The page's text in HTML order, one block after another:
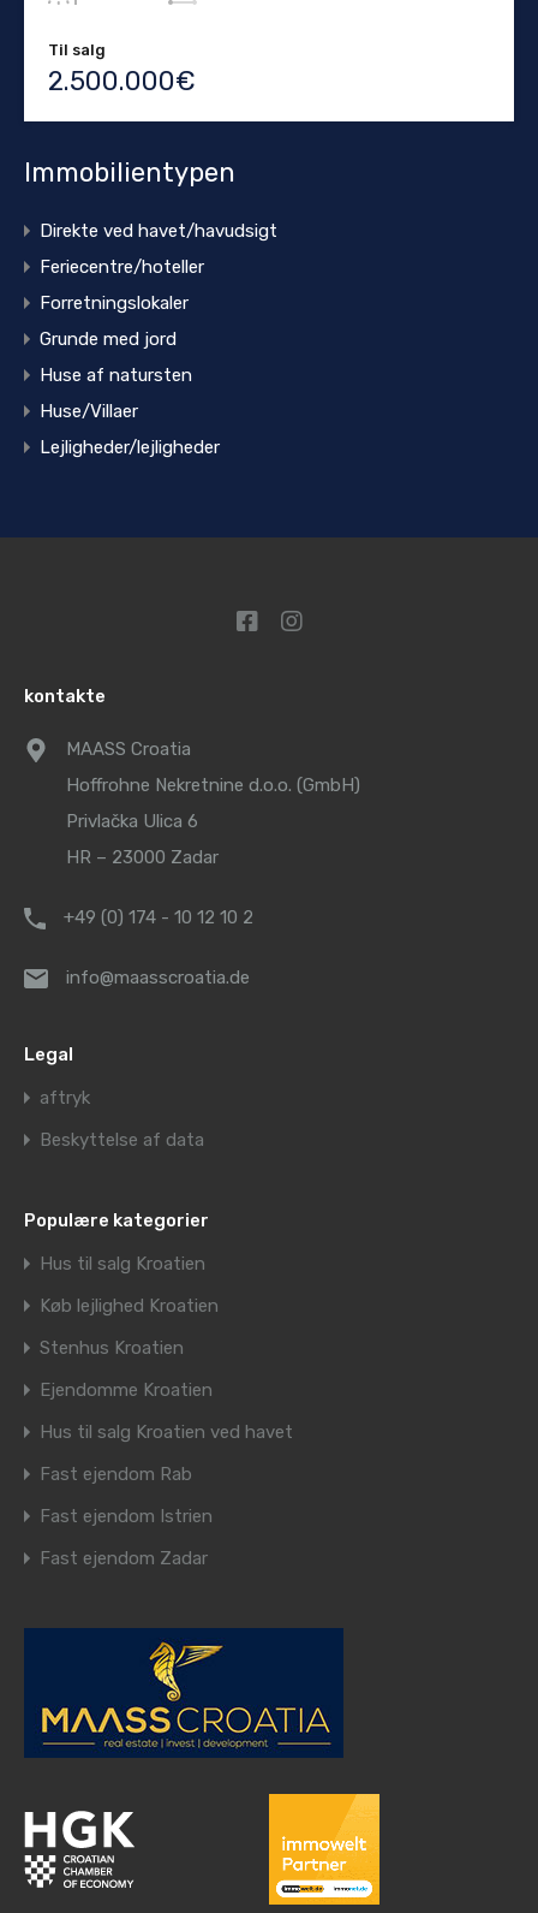
Til salg
2.500.000€
Immobilientypen
Direkte ved havet/havudsigt
Feriecentre/hoteller
Forretningslokaler
Grunde med jord
Huse af natursten
Huse/Villaer
Lejligheder/lejligheder
kontakte
MAASS Croatia
Hoffrohne Nekretnine d.o.o. (GmbH)
Privlačka Ulica 6
HR – 23000 Zadar
+49 (0) 174 - 10 12 10 2
info@maasscroatia.de
Legal
aftryk
Beskyttelse af data
Populære kategorier
Hus til salg Kroatien
Køb lejlighed Kroatien
Stenhus Kroatien
Ejendomme Kroatien
Hus til salg Kroatien ved havet
Fast ejendom Rab
Fast ejendom Istrien
Fast ejendom Zadar